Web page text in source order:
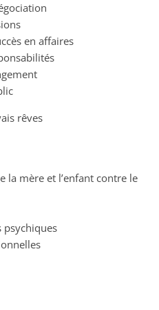
en affaires
rêves
la mère et l’enfant contre le
psychiques